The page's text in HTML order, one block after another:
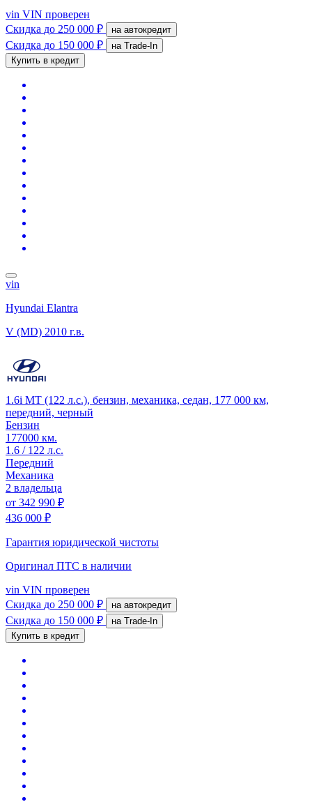
vin VIN проверен
Скидка до 250 000 ₽ на автокредит
Скидка до 150 000 ₽
на Trade-In
Купить в кредит
vin
Hyundai Elantra
V (MD) 2010 г.в.
1.6i MT (122 л.с.), бензин, механика, седан, 177 000 км,
передний, черный
Бензин
177000 км.
1.6 / 122 л.с.
Передний
Механика
2 владельца
от 342 990 ₽
436 000 ₽
Гарантия юридической чистоты
Оригинал ПТС в наличии
vin VIN проверен
Скидка до 250 000 ₽ на автокредит
Скидка до 150 000 ₽
на Trade-In
Купить в кредит